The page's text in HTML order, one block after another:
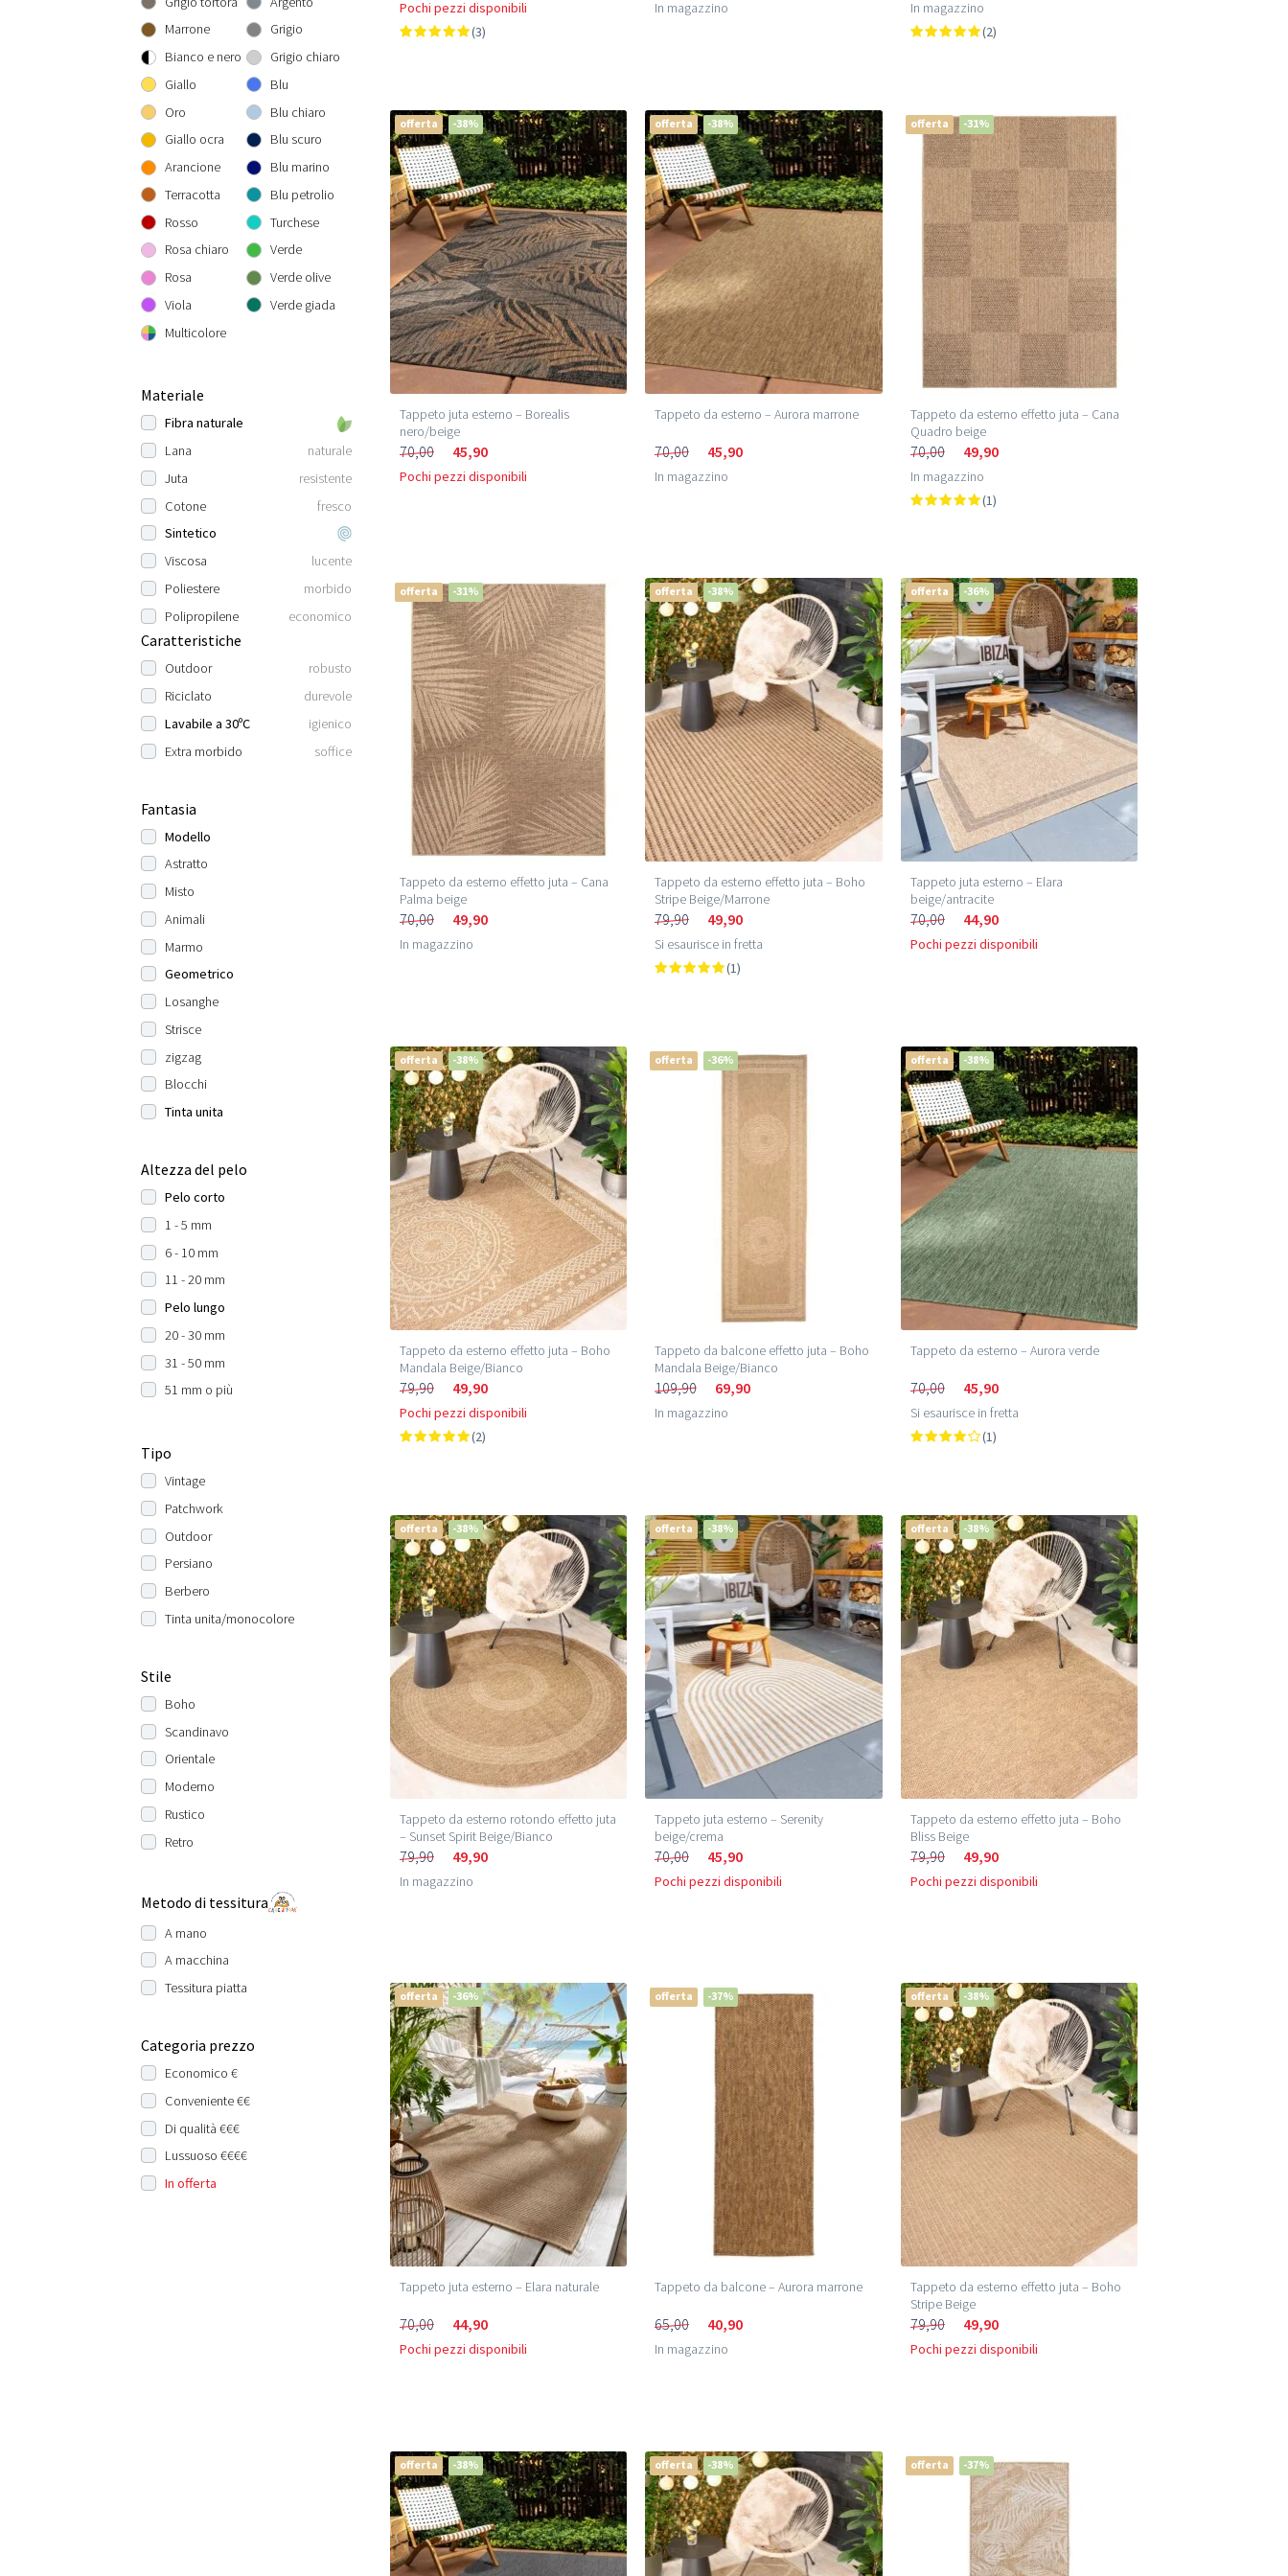
Rotondo 300 cm
300x300 cm
160x230 cm
200x290 cm
240x340 cm
Marrone
Bianco e nero
Giallo
Oro
Giallo ocra
Arancione
Terracotta
Rosso
Rosa chiaro
Rosa
Viola
Multicolore
Grigio
Grigio chiaro
Blu
Blu chiaro
Blu scuro
Blu marino
Blu petrolio
Turchese
Verde
Verde olive
Verde giada
Materiale
Fibra naturale
Lana
naturale
Juta
resistente
Cotone
fresco
Sintetico
Viscosa
lucente
Poliestere
morbido
Polipropilene
economico
Caratteristiche
Outdoor
robusto
Riciclato
durevole
Lavabile a 30ºC
igienico
Extra morbido
soffice
Fantasia
Modello
Astratto
Misto
Animali
Marmo
Geometrico
Losanghe
Strisce
zigzag
Blocchi
Tinta unita
Altezza del pelo
Pelo corto
1 - 5 mm
6 - 10 mm
11 - 20 mm
Pelo lungo
20 - 30 mm
31 - 50 mm
51 mm o più
Tipo
Vintage
Patchwork
Outdoor
Persiano
Berbero
Tinta unita/monocolore
Stile
Boho
Scandinavo
Orientale
Moderno
Rustico
Retro
Metodo di tessitura
A mano
A macchina
Tessitura piatta
Categoria prezzo
Economico €
Conveniente €€
Di qualità €€€
Lussuoso €€€€
In offerta
Pochi pezzi disponibili
(3)
In magazzino
In magazzino
(2)
offerta -38%
Tappeto juta esterno – Borealis
nero/beige
70,00 45,90
Pochi pezzi disponibili
offerta -38%
Tappeto da esterno – Aurora marrone
70,00 45,90
In magazzino
offerta -31%
Tappeto da esterno effetto juta – Cana
Quadro beige
70,00 49,90
In magazzino
(1)
offerta -31%
Tappeto da esterno effetto juta – Cana
Palma beige
70,00 49,90
In magazzino
offerta -38%
Tappeto da esterno effetto juta – Boho
Stripe Beige/Marrone
79,90 49,90
Si esaurisce in fretta
(1)
offerta -36%
Tappeto juta esterno – Elara
beige/antracite
70,00 44,90
Pochi pezzi disponibili
offerta -38%
Tappeto da esterno effetto juta – Boho
Mandala Beige/Bianco
79,90 49,90
Pochi pezzi disponibili
(2)
offerta -36%
Tappeto da balcone effetto juta – Boho
Mandala Beige/Bianco
109,90 69,90
In magazzino
offerta -38%
Tappeto da esterno – Aurora verde
70,00 45,90
Si esaurisce in fretta
(1)
offerta -38%
Tappeto da esterno rotondo effetto juta
– Sunset Spirit Beige/Bianco
79,90 49,90
In magazzino
offerta -38%
Tappeto juta esterno – Serenity
beige/crema
70,00 45,90
Pochi pezzi disponibili
offerta -38%
Tappeto da esterno effetto juta – Boho
Bliss Beige
79,90 49,90
Pochi pezzi disponibili
offerta -36%
Tappeto juta esterno – Elara naturale
70,00 44,90
Pochi pezzi disponibili
offerta -37%
Tappeto da balcone – Aurora marrone
65,00 40,90
In magazzino
offerta -38%
Tappeto da esterno effetto juta – Boho
Stripe Beige
79,90 49,90
Pochi pezzi disponibili
offerta -38% offerta -38% offerta -37%